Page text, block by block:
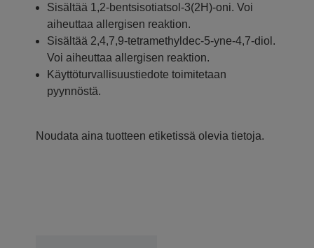
Sisältää 1,2-bentsisotiatsol-3(2H)-oni. Voi
aiheuttaa allergisen reaktion.
Sisältää 2,4,7,9-tetramethyldec-5-yne-4,7-diol.
Voi aiheuttaa allergisen reaktion.
Käyttöturvallisuustiedote toimitetaan
pyynnöstä.
Noudata aina tuotteen etiketissä olevia tietoja.